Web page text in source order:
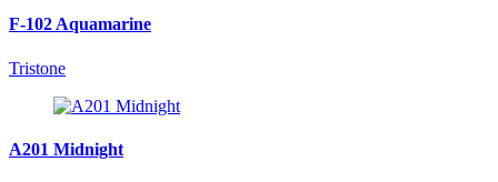
F-102 Aquamarine
Tristone
A201 Midnight